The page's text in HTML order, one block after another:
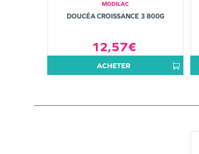
MODILAC
DOUCÉA CROISSANCE 3 800G
12,57€
ACHETER